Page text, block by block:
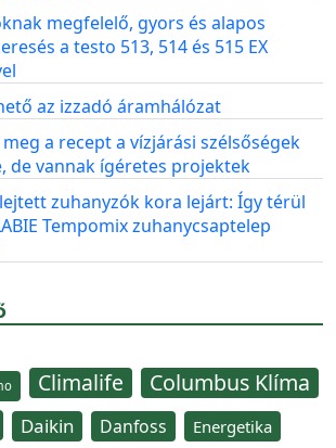
megfelelő, gyors és alapos
a testo 513, 514 és 515 EX
az izzadó áramhálózat
a recept a vízjárási szélsőségek
de vannak ígéretes projektek
zuhanyzók kora lejárt: Így térül
Tempomix zuhanycsaptelep
Climalife Columbus Klíma
Daikin Danfoss Energetika